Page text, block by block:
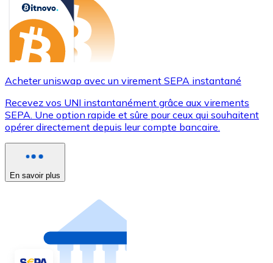
Acheter uniswap avec un virement SEPA instantané
Recevez vos UNI instantanément grâce aux virements
SEPA. Une option rapide et sûre pour ceux qui souhaitent
opérer directement depuis leur compte bancaire.
En savoir plus